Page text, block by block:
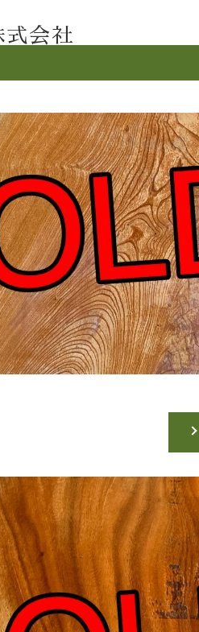
式会社